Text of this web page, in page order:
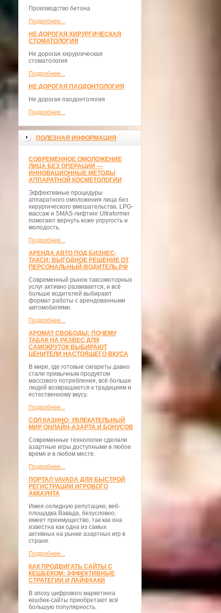
Производство бетона
Подробнее...
НЕ ДОРОГАЯ ХИРУРГИЧЕСКАЯ
СТОМАТОЛОГИЯ
Не дорогая хирургическая
стоматология
Подробнее...
НЕ ДОРОГАЯ ПАОДОНТОЛОГИЯ
Не дорогая паодонтология
Подробнее...
ПОЛЕЗНАЯ ИНФОРМАЦИЯ
СОВРЕМЕННОЕ ОМОЛОЖЕНИЕ
ЛИЦА БЕЗ ОПЕРАЦИИ —
ИННОВАЦИОННЫЕ МЕТОДЫ
АППАРАТНОЙ КОСМЕТОЛОГИИ
Эффективные процедуры
аппаратного омоложения лица без
хирургического вмешательства. LPG-
массаж и SMAS-лифтинг Ultraformer
помогают вернуть коже упругость и
молодость.
Подробнее...
АРЕНДА АВТО ПОД БИЗНЕС-
ТАКСИ: ВЫГОДНОЕ РЕШЕНИЕ ОТ
ПЕРСОНАЛЬНЫЙ-ВОДИТЕЛЬ.РФ
Современный рынок таксомоторных
услуг активно развивается, и всё
больше водителей выбирают
формат работы с арендованными
автомобилями.
Подробнее...
АРОМАТ СВОБОДЫ: ПОЧЕМУ
ТАБАК НА РАЗВЕС ДЛЯ
САМОКРУТОК ВЫБИРАЮТ
ЦЕНИТЕЛИ НАСТОЯЩЕГО ВКУСА
В мире, где готовые сигареты давно
стали привычным продуктом
массового потребления, всё больше
людей возвращаются к традициям и
естественному вкусу.
Подробнее...
СОЛ КАЗИНО: УВЛЕКАТЕЛЬНЫЙ
МИР ОНЛАЙН-АЗАРТА И БОНУСОВ
Современные технологии сделали
азартные игры доступными в любое
время и в любом месте.
Подробнее...
ПОРТАЛ VAVADA ДЛЯ БЫСТРОЙ
РЕГИСТРАЦИИ ИГРОВОГО
АККАУНТА
Имея солидную репутацию, веб-
площадка Вавада, безусловно,
имеет преимущество, так как она
известна как одна из самых
активных на рынке азартных игр в
стране.
Подробнее...
КАК ПРОДВИГАТЬ САЙТЫ С
КЕШБЕКОМ: ЭФФЕКТИВНЫЕ
СТРАТЕГИИ И ЛАЙФХАКИ
В эпоху цифрового маркетинга
кешбек-сайты приобретают всё
большую популярность.